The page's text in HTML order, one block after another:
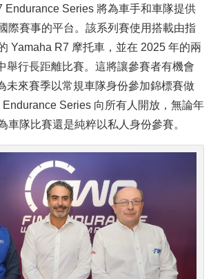
Endurance Series 將為車手和車隊提供
際賽事的平台。該系列賽使用搭載由指
Yamaha R7 摩托車，並在 2025 年的兩
舉行長距離比賽。這將讓參賽者有機會
未來賽季以常規車隊身份參加錦標賽做
Series 向所有人開放，無論年
車隊比賽還是純粹以私人身份參賽。